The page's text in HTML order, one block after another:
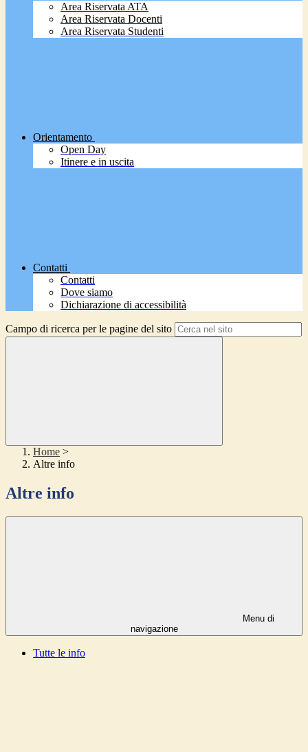
Area Riservata ATA
Area Riservata Docenti
Area Riservata Studenti
Orientamento
Open Day
Itinere e in uscita
Contatti
Contatti
Dove siamo
Dichiarazione di accessibilità
Campo di ricerca per le pagine del sito
Home >
Altre info
Altre info
Menu di
navigazione
Tutte le info